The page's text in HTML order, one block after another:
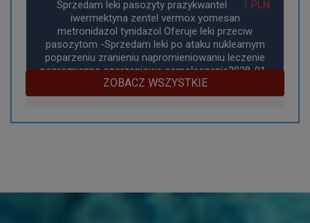
1 PLN
Sprzedam leki pasozyty prazykwantel
iwermektyna zentel vermox yomesan
metronidazol tynidazol Oferuje leki przeciw
pasozytom -Sprzedam leki po ataku nuklearnym
poparzeniu zranieniu napromieniowaniu leczenie
popromienne oparzeniowe samoleczenie2028-01-
29
ZOBACZ WSZYSTKIE